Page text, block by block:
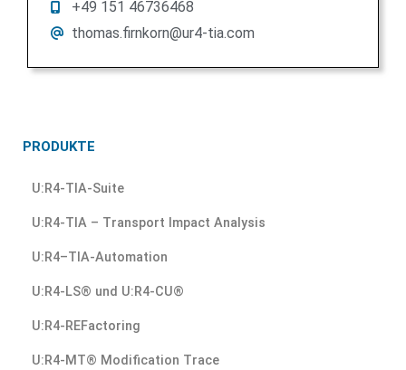
+49 151 46736468
thomas.firnkorn@ur4-tia.com
PRODUKTE
U:R4-TIA-Suite
U:R4-TIA – Transport Impact Analysis
U:R4–TIA-Automation
U:R4-LS® und U:R4-CU®
U:R4-REFactoring
U:R4-MT® Modification Trace